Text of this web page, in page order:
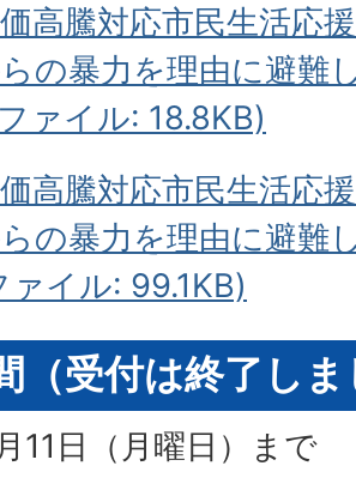
高騰対応市民生活応
の暴力を理由に避難
ァイル: 18.8KB)
高騰対応市民生活応
の暴力を理由に避難
ァイル: 99.1KB)
（受付は終了し
11日（月曜日）まで